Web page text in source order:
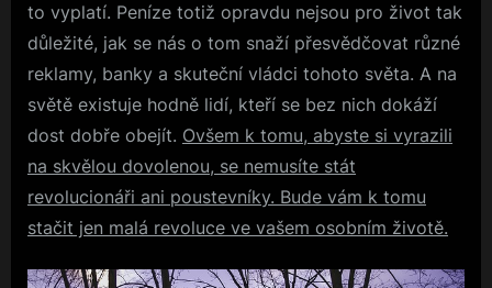
to vyplatí. Peníze totiž opravdu nejsou pro život tak
důležité, jak se nás o tom snaží přesvědčovat různé
reklamy, banky a skuteční vládci tohoto světa. A na
světě existuje hodně lidí, kteří se bez nich dokáží
dost dobře obejít. Ovšem k tomu, abyste si vyrazili
na skvělou dovolenou, se nemusíte stát
revolucionáři ani poustevníky. Bude vám k tomu
stačit jen malá revoluce ve vašem osobním životě.